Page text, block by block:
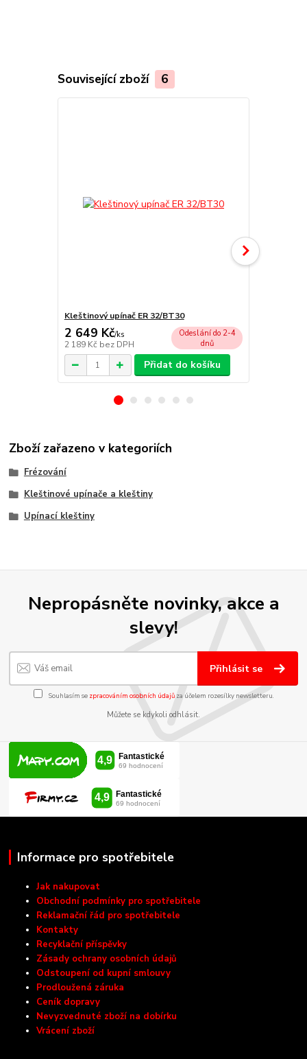
Související zboží 6
Kleštinový upínač ER 32/BT30
2 649 Kč/ks
2 189 Kč bez DPH
Odeslání do 2-4
dnů
Přidat do košíku
Zboží zařazeno v kategoriích
Frézování
Kleštinové upínače a kleštiny
Upínací kleštiny
Nepropásněte novinky, akce a
slevy!
Přihlásit se
Souhlasím se zpracováním osobních údajůza účelem rozesílky newsletteru.
Můžete se kdykoli odhlásit.
Informace pro spotřebitele
Jak nakupovat
Obchodní podmínky pro spotřebitele
Reklamační řád pro spotřebitele
Kontakty
Recyklační příspěvky
Zásady ochrany osobních údajů
Odstoupení od kupní smlouvy
Prodloužená záruka
Ceník dopravy
Nevyzvednuté zboží na dobírku
Vrácení zboží